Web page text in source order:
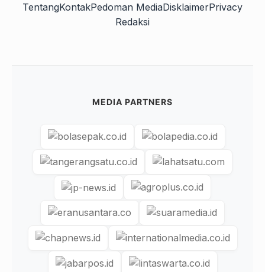
TentangKontakPedoman MediaDisklaimerPrivacy
Redaksi
MEDIA PARTNERS